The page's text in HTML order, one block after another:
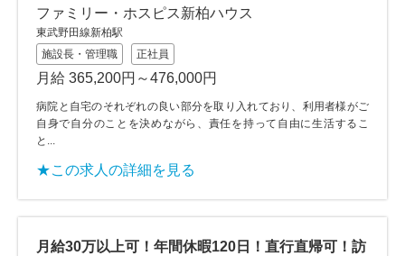
ファミリー・ホスピス新柏ハウス
東武野田線新柏駅
施設長・管理職
正社員
月給 365,200円～476,000円
病院と自宅のそれぞれの良い部分を取り入れており、利用者様がご
自身で自分のことを決めながら、責任を持って自由に生活するこ
と...
★この求人の詳細を見る
月給30万以上可！年間休暇120日！直行直帰可！訪